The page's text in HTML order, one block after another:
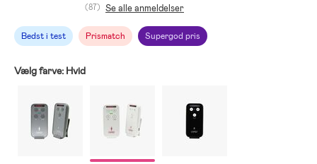
Bedst i test Prismatch Supergod pris
(87) Se alle anmeldelser
Vælg farve: Hvid